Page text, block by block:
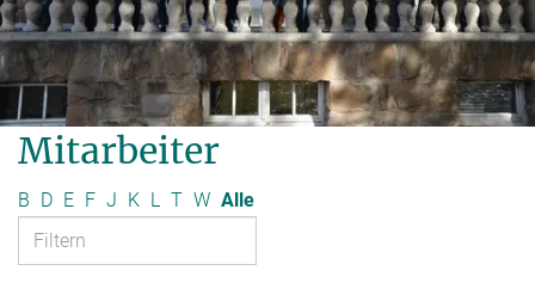
Mitarbeiter
B D E F J K L T W Alle